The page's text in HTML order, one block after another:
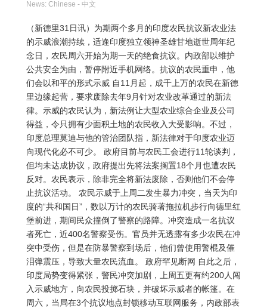
News: Chinese - 中文
（新德里31日讯）为期两个多月的印度农民抗议新农业法
的示威浪潮持续，适逢印度独立领神圣雄甘地逝世周年纪
念日，农民周六开始为期一天的绝食抗议。内政部以维护
公共安全为由，暂停附近手机网络。抗议的农民重申，他
们会以和平的形式示威 自11月起，成千上万的农民在新德
里边缘起营，要求废除去年9月针对农业改革通过的新法
律。示威的农民认为，新法例让大型农业综合企业及公司
得益，令只拥有少面积土地的农民收入大受影响。不过，
印度总理莫迪与他的管治团队指，新法律对于印度农业迈
向现代化必不可少。 政府目前与农民工会进行11轮谈判，
但均未达成协议，政府提出先将法案搁置18个月也遭农民
反对。农民表示，除非完全将新法废除，否则他们不会停
止抗议活动。 农民示威于上周二发生暴力冲突，当天为印
度的“共和国日”，数以万计的农民骑著拖拉机步行向德里红
堡前进，期间民众撞倒了警察的路障。冲突造成一名抗议
者死亡，近400名警察受伤。官员并无透露有多少农民在冲
突中受伤，但是在防暴警察到场后，他们曾使用警棍及催
泪弹震压，导致大量农民流血。 政府罕见断网 自此之后，
印度局势变得紧张，警民冲突加剧，上周五更有约200人闯
入示威地方，向农民投掷石块，并破坏示威者的帐篷。在
周六，当局在3个抗议地点封锁移动互联网服务，内政部表